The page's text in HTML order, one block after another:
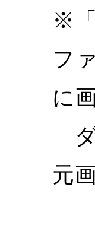
※
フ
に
ダ
元